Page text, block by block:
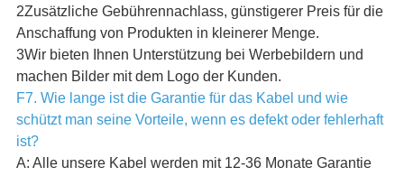
2Zusätzliche Gebührennachlass, günstigerer Preis für die
Anschaffung von Produkten in kleinerer Menge.
3Wir bieten Ihnen Unterstützung bei Werbebildern und
machen Bilder mit dem Logo der Kunden.
F7. Wie lange ist die Garantie für das Kabel und wie
schützt man seine Vorteile, wenn es defekt oder fehlerhaft
ist?
A: Alle unsere Kabel werden mit 12-36 Monate Garantie